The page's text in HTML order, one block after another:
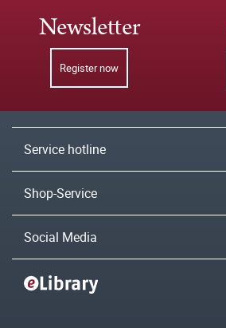
Newsletter
Register now
Service hotline
Shop-Service
Social Media